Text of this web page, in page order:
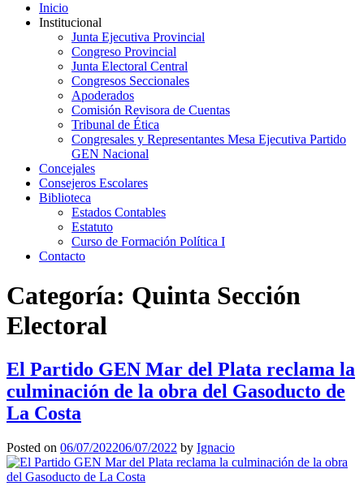
Inicio
Institucional
Junta Ejecutiva Provincial
Congreso Provincial
Junta Electoral Central
Congresos Seccionales
Apoderados
Comisión Revisora de Cuentas
Tribunal de Ética
Congresales y Representantes Mesa Ejecutiva Partido
GEN Nacional
Concejales
Consejeros Escolares
Biblioteca
Estados Contables
Estatuto
Curso de Formación Política I
Contacto
Categoría: Quinta Sección
Electoral
El Partido GEN Mar del Plata reclama la
culminación de la obra del Gasoducto de
La Costa
Posted on 06/07/202206/07/2022 by Ignacio